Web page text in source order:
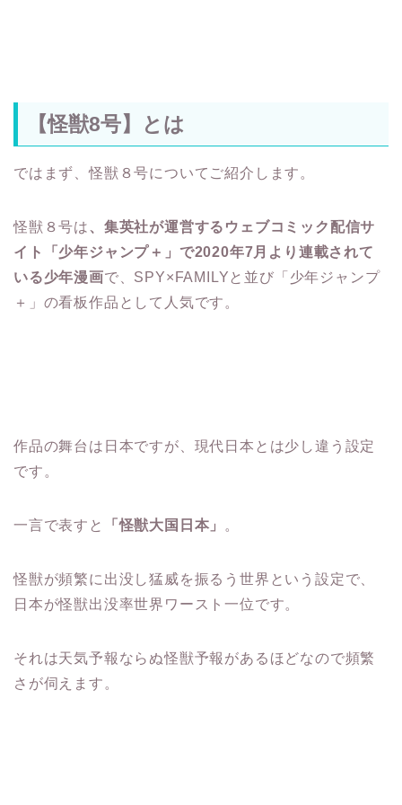
【怪獣8号】とは
ではまず、怪獣８号についてご紹介します。
怪獣８号は、集英社が運営するウェブコミック配信サ
イト「少年ジャンプ＋」で2020年7月より連載されて
いる少年漫画で、SPY×FAMILYと並び「少年ジャンプ
＋」の看板作品として人気です。
作品の舞台は日本ですが、現代日本とは少し違う設定
です。
一言で表すと 「怪獣大国日本」 。
怪獣が頻繁に出没し猛威を振るう世界という設定で、
日本が怪獣出没率世界ワースト一位です。
それは天気予報ならぬ怪獣予報があるほどなので頻繁
さが伺えます。